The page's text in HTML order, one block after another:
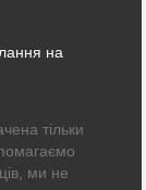
на
тільки
ми не